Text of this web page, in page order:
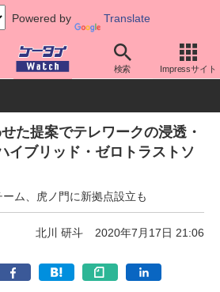
Powered by Translate
検索 Impressサイト
au アプリ・サービス
た提案でテレワークの浸透・
イブリッド・ゼロトラストソ
ム、虎ノ門に新拠点設立も
北川 研斗 2020年7月17日 21:06